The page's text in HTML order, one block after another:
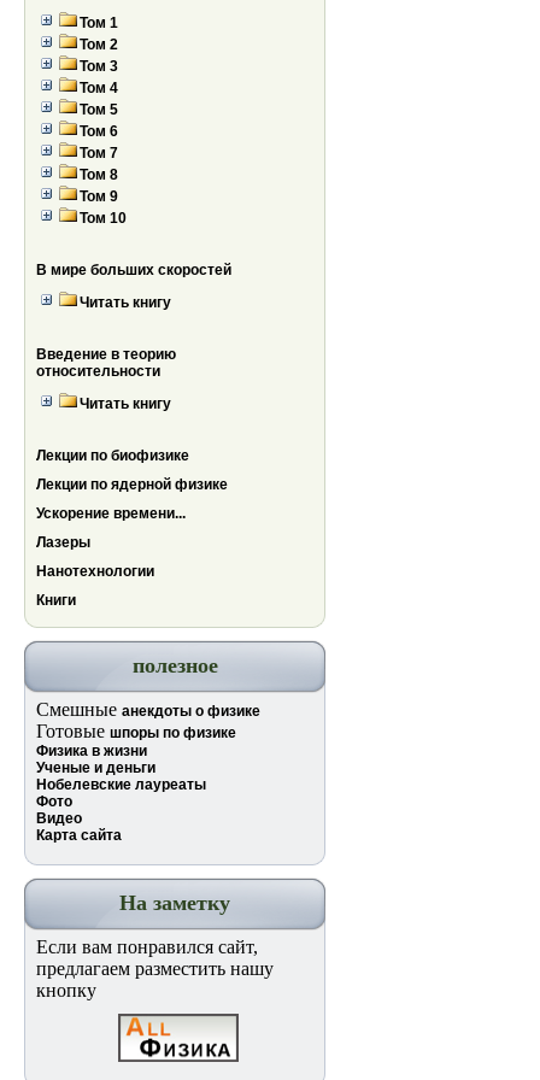
Том 1
Том 2
Том 3
Том 4
Том 5
Том 6
Том 7
Том 8
Том 9
Том 10
В мире больших скоростей
Читать книгу
Введение в теорию
относительности
Читать книгу
Лекции по биофизике
Лекции по ядерной физике
Ускорение времени...
Лазеры
Нанотехнологии
Книги
полезное
Смешные анекдоты о физике
Готовые шпоры по физике
Физика в жизни
Ученые и деньги
Нобелевские лауреаты
Фото
Видео
Карта сайта
На заметку
Если вам понравился сайт,
предлагаем разместить нашу
кнопку